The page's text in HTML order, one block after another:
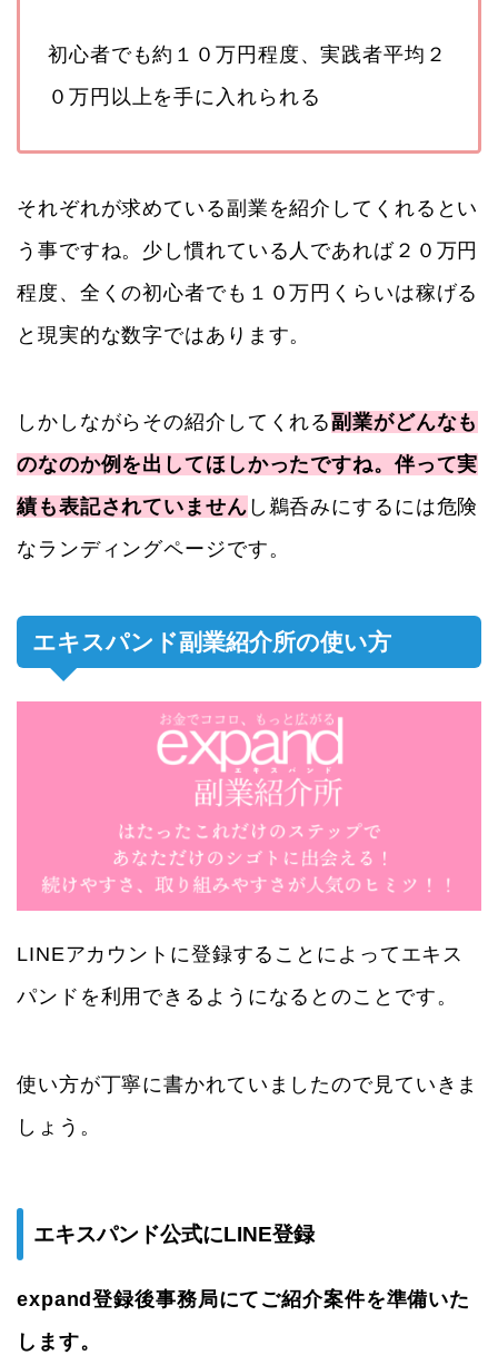
初心者でも約１０万円程度、実践者平均２
０万円以上を手に入れられる
それぞれが求めている副業を紹介してくれるとい
う事ですね。少し慣れている人であれば２０万円
程度、全くの初心者でも１０万円くらいは稼げる
と現実的な数字ではあります。
しかしながらその紹介してくれる副業がどんなも
のなのか例を出してほしかったですね。伴って実
績も表記されていません し鵜呑みにするには危険
なランディングページです。
エキスパンド副業紹介所の使い方
LINEアカウントに登録することによってエキス
パンドを利用できるようになるとのことです。
使い方が丁寧に書かれていましたので見ていきま
しょう。
エキスパンド公式にLINE登録
expand登録後事務局にてご紹介案件を準備いた
します。